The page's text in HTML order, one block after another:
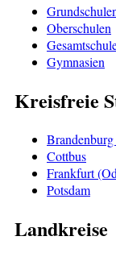
Oberschulen
Gymnasien
Kreisfreie
Cottbus
Frankfurt
Potsdam
Landkreise